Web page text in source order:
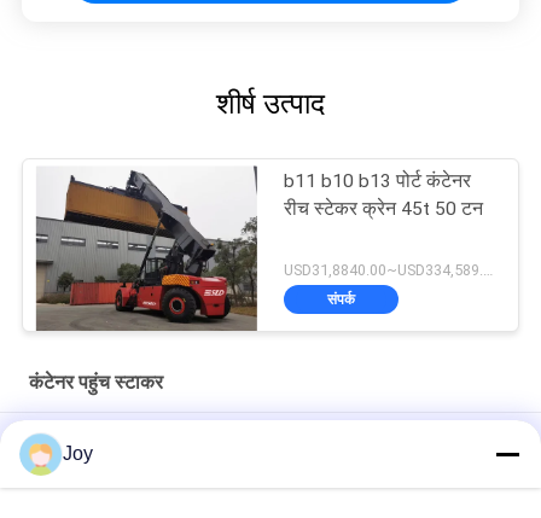
शीर्ष उत्पाद
b11 b10 b13 पोर्ट कंटेनर
रीच स्टेकर क्रेन 45t 50 टन
USD31,8840.00~USD334,589.00 Unit MOQ:एक इकाई
संपर्क
कंटेनर पहुंच स्टाकर
स्ट्रेडर प्रकार कंटेनर रिच स्टैकर आईएसओ 20'-40' कंटेनर हैंडलिंग के लिए
प्रदर्शन गारंटीकृत कंटेनर रिच स्टैकर Cummins QSM11-330 इंजन और
Joy